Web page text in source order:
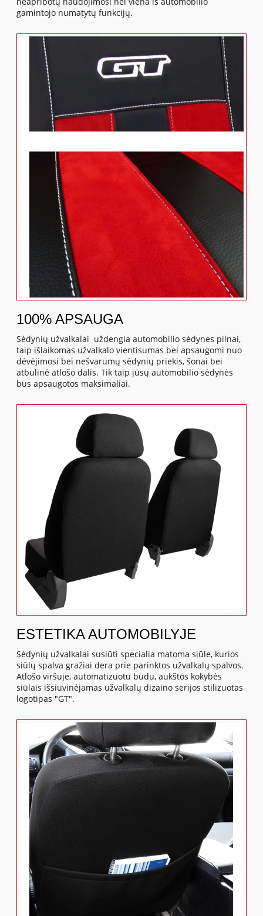
gamintojo numatytų funkcijų.
100% APSAUGA
Sėdynių užvalkalai uždengia automobilio sėdynes pilnai,
taip išlaikomas užvalkalo vientisumas bei apsaugomi nuo
dėvėjimosi bei nešvarumų sėdynių priekis, šonai bei
atbulinė atlošo dalis. Tik taip jūsų automobilio sėdynės
bus apsaugotos maksimaliai.
ESTETIKA AUTOMOBILYJE
Sėdynių užvalkalai susiūti specialia matoma siūle, kurios
siūlų spalva gražiai dera prie parinktos užvalkalų spalvos.
Atlošo viršuje, automatizuotu būdu, aukštos kokybės
siūlais išsiuvinėjamas užvalkalų dizaino serijos stilizuotas
logotipas "GT".